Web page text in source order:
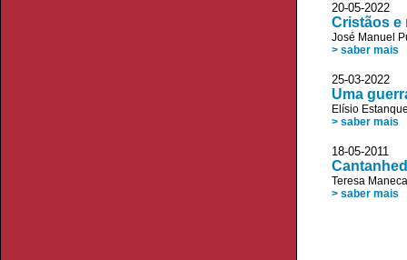
20-05-
Cristãos e
José Manuel
> saber mais
25-03-
Uma
Elísio
> saber mais
18-05-2011
Teresa
> saber mais